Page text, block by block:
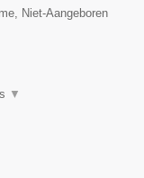
Niet-Aangeboren
▼